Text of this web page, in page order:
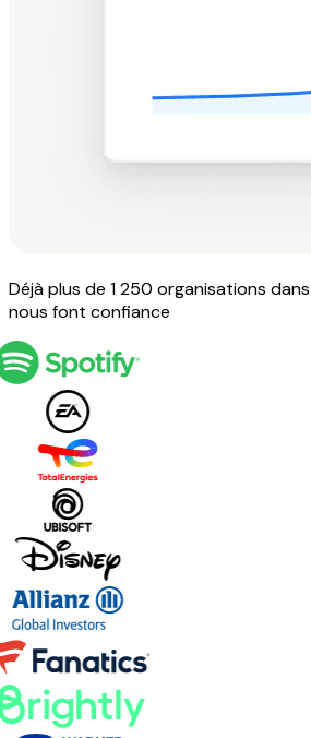
Déjà plus de 1 250 organisations
nous font confiance